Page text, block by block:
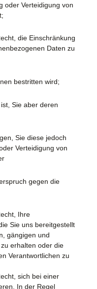
oder Verteidigung von
die Einschränkung
Daten zu
bestritten wird;
Sie aber deren
Sie diese jedoch
Verteidigung von
gegen die
Ihre
Sie uns bereitgestellt
gängigen und
erhalten oder die
Verantwortlichen zu
sich bei einer
In der Regel